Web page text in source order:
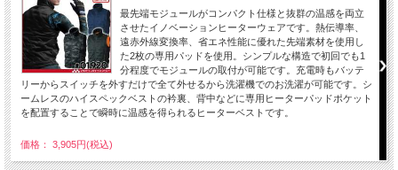
最先端モジュールがコンパクト仕様と抜群の温感を両立
させたイノベーションヒーターウェアです。熱伝導率、
遠赤外線変換率、省エネ性能に優れた先端素材を使用し
た2枚の専用パッドを使用。シンプルな構造で初回でも1
分程度でモジュールの取付が可能です。充電時もバッテ
リーからスイッチを外すだけで全て外せるから洗濯機でのお洗濯が可能です。シ
ームレスのハイスペックベストの衿裏、背中などに専用ヒーターパッドポケット
を配置することで瞬時に温感を得られるヒーターベストです。
価格： 3,905円(税込)